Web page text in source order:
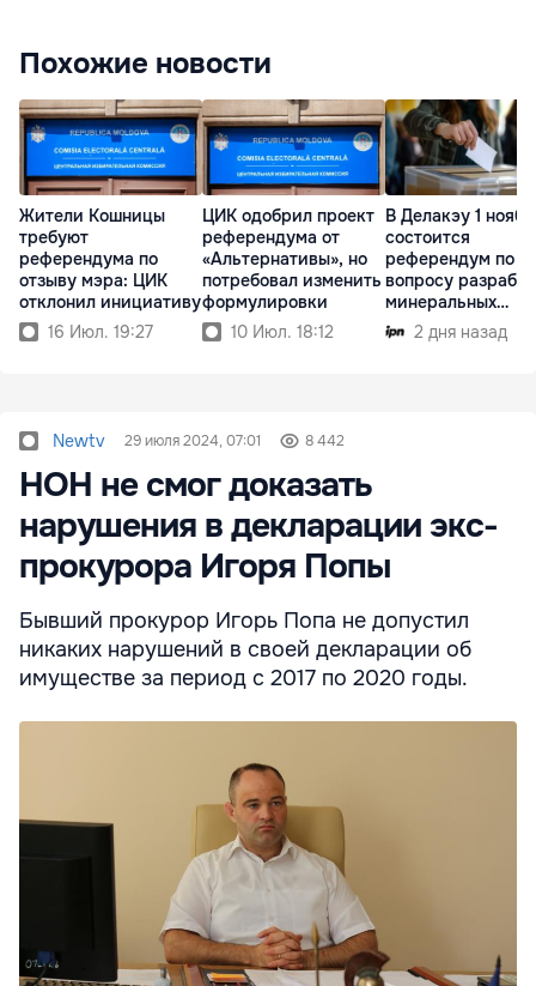
Похожие новости
Жители Кошницы
требуют
референдума по
отзыву мэра: ЦИК
отклонил инициативу
16 Июл. 19:27
ЦИК одобрил проект
референдума от
«Альтернативы», но
потребовал изменить
формулировки
10 Июл. 18:12
В Делакэу 1
состоится
референдум по
вопросу
минеральных
ресурсов
2 дня назад
Newtv 29 июля 2024, 07:01 8 442
НОН не смог доказать
нарушения в декларации экс-
прокурора Игоря Попы
Бывший прокурор Игорь Попа не допустил
никаких нарушений в своей декларации об
имуществе за период с 2017 по 2020 годы.